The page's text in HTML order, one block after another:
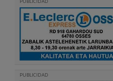
PUBLICIDAD
PUBLICIDAD